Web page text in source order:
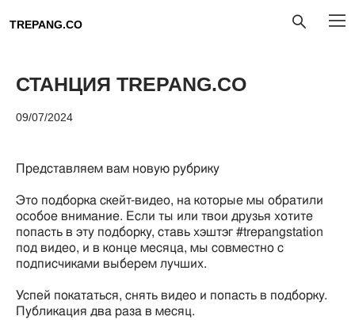
TREPANG.CO
09/07/2024
СТАНЦИЯ TREPANG.CO
Представляем вам новую рубрику
Это подборка скейт-видео, на которые мы обратили
особое внимание. Если ты или твои друзья хотите
попасть в эту подборку, ставь хэштэг #trepangstation
под видео, и в конце месяца, мы совместно с
подписчиками выберем лучших.
Успей покататься, снять видео и попасть в подборку.
Публикация два раза в месяц.